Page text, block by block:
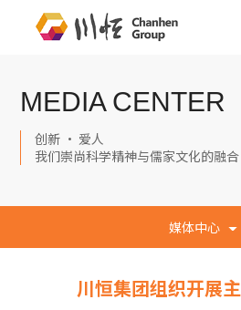
MEDIA CENTER
创新 · 爱人
我们崇尚科学精神与儒家文化的融合
媒体中心
川恒集团组织开展